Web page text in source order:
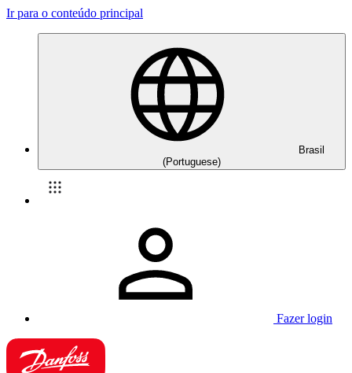
Ir para o conteúdo principal
Brasil
(Portuguese)
Fazer login